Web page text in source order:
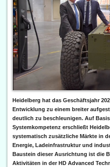
Heidelberg hat das Geschäftsjahr
Entwicklung zu einem breiter
deutlich zu beschleunigen. Auf
Systemkompetenz erschließt
systematisch zusätzliche Märkte in
Energie, Ladeinfrastruktur und
Baustein dieser Ausrichtung ist die
Aktivitäten in der HD Advanced